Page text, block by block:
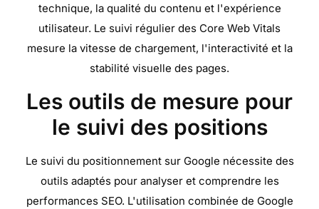
technique, la qualité du contenu et l'expérience
utilisateur. Le suivi régulier des Core Web Vitals
mesure la vitesse de chargement, l'interactivité et la
stabilité visuelle des pages.
Les outils de mesure pour
le suivi des positions
Le suivi du positionnement sur Google nécessite des
outils adaptés pour analyser et comprendre les
performances SEO. L'utilisation combinée de Google